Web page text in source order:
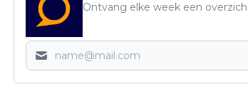
Ontvang elke week een